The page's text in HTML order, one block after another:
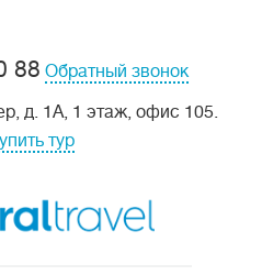
88 Обратный звонок
д. 1А, 1 этаж, офис 105.
тур